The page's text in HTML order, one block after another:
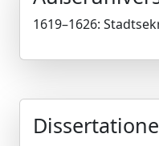
1619–1626: